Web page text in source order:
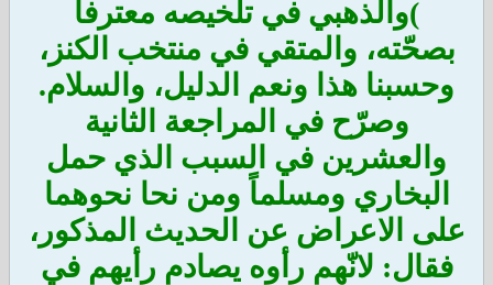
)والذهبي في تلخيصه معترفاً
بصحّته، والمتقي في منتخب الكنز،
وحسبنا هذا ونعم الدليل، والسلام.
وصرّح في المراجعة الثانية
والعشرين في السبب الذي حمل
البخاري ومسلماً ومن نحا نحوهما
على الاعراض عن الحديث المذكور،
فقال: لانّهم رأوه يصادم رأيهم في